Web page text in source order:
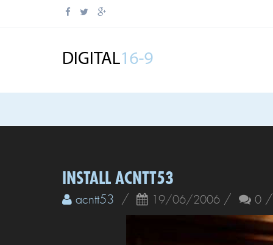
INSTALL ACNTT53
acntt53 / 19/06/2006 / 0